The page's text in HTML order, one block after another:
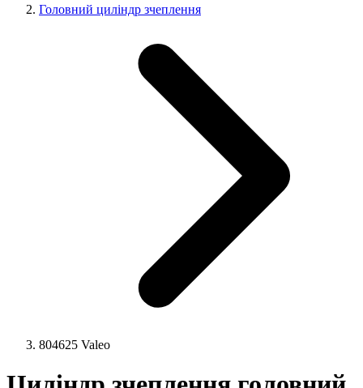
Головний циліндр зчеплення
804625 Valeo